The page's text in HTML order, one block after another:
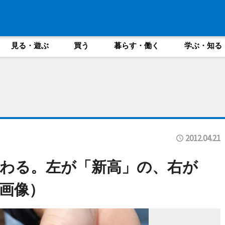
見る・遊ぶ 買う 暮らす・働く 学ぶ・知る
2012.04.21
る。左が「新高」の、右が
像）